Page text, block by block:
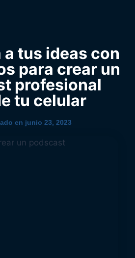
a tus ideas con
para crear un
profesional
tu celular
en junio 23, 2023